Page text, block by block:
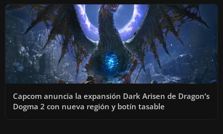
Capcom anuncia la expansión Dark Arisen de Dragon’s
Dogma 2 con nueva región y botín tasable